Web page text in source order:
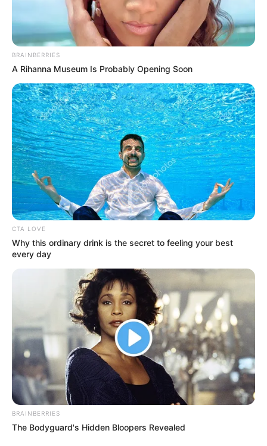
ότι η ίδια η εκκλησία είναι με
ΑΝΑΔΑΣΩΣΗΣ. ΠΟΣΑ
ΜΥΣΤΙΚΑ ΤΟΥ ΔΑΣΟΥΣ ΜΑΣ
ΚΡΥΒΟΥΝ ΓΙΑ...
ΧΤΥΠΟΥΝ ΤΑ ΤΥΜΠΑΝΑ ΤΟΥ
ΠΟΛΕΜΟΥ. ΤΟ ΛΥΚΑΥΓΕΣ
ΕΙΝΑΙ ΕΔΩ. ΟΛΑ ΤΑ ΠΟΥΛΙΑ...
Το τέρας που ζει στις
υπόγειες στοές του Αγίου
Όρους..
Ο πόλεμος στην Ουκρανία περνάει στην
πολύ σημαντική αλλά και επικίνδυνη
δεύτερη...
Πέμπτη, 29 Σεπτεμβρίου 2022, 11:05
Ο πόλεμος στην Ουκρανία περνάει...
BRAINBERRIES
A Rihanna Museum Is Probably Opening Soon
CTA LOVE
Why this ordinary drink is the secret to feeling your best
every day
BRAINBERRIES
The Bodyguard's Hidden Bloopers Revealed